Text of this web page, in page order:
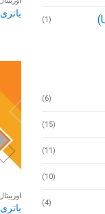
(1)
(6)
(15)
(11)
(10)
(4)
باتری 60 آمپر اوربیتال پریمیوم